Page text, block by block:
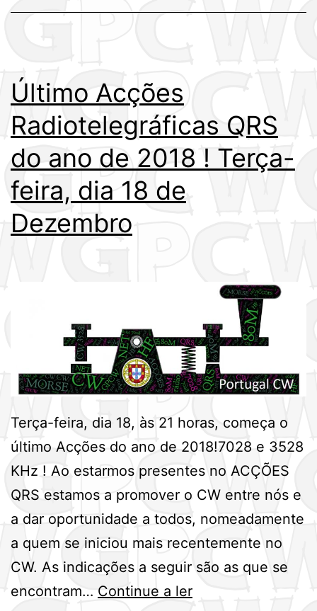
Último Acções
Radiotelegráficas QRS
do ano de 2018 ! Terça-
feira, dia 18 de
Dezembro
Terça-feira, dia 18, às 21 horas, começa o
último Acções do ano de 2018!7028 e 3528
KHz ! Ao estarmos presentes no ACÇÕES
QRS estamos a promover o CW entre nós e
a dar oportunidade a todos, nomeadamente
a quem se iniciou mais recentemente no
CW. As indicações a seguir são as que se
encontram… Continue a lerÚltimo